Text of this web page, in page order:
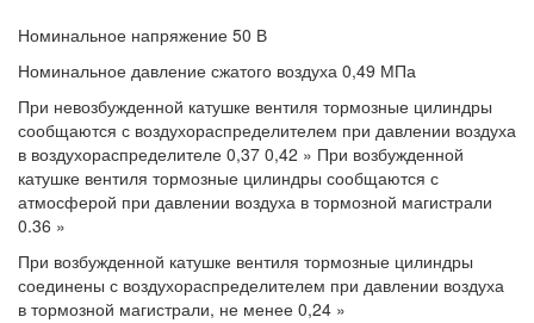
Номинальное напряжение 50 В
Номинальное давление сжатого воздуха 0,49 МПа
При невозбужденной катушке вентиля тормозные цилиндры
сообщаются с воздухораспределителем при давлении воздуха
в воздухораспределителе 0,37 0,42 » При возбужденной
катушке вентиля тормозные цилиндры сообщаются с
атмосферой при давлении воздуха в тормозной магистрали
0.36 »
При возбужденной катушке вентиля тормозные цилиндры
соединены с воздухораспределителем при давлении воздуха
в тормозной магистрали, не менее 0,24 »